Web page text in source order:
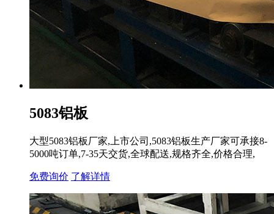
5083铝板
大型5083铝板厂家,上市公司,5083铝板生产厂家可承接8-
5000吨订单,7-35天交货,全球配送,规格齐全,价格合理,
免费询价 了解详情